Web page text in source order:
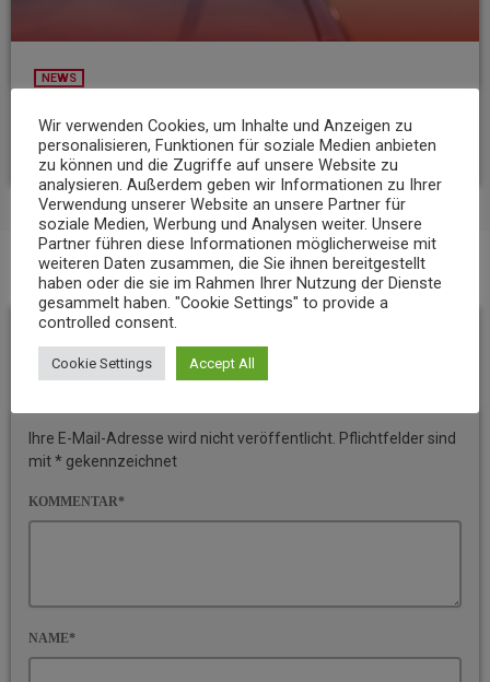
NEWS
today 6. AUGUST 2026 8
BEITRAGS-KOMMENTARE (0)
Hinterlassen Sie eine
Antwort
Ihre E-Mail-Adresse wird nicht veröffentlicht. Pflichtfelder sind
mit * gekennzeichnet
KOMMENTAR*
NAME*
Wir verwenden Cookies, um Inhalte und Anzeigen zu
personalisieren, Funktionen für soziale Medien anbieten
zu können und die Zugriffe auf unsere Website zu
analysieren. Außerdem geben wir Informationen zu Ihrer
Verwendung unserer Website an unsere Partner für
soziale Medien, Werbung und Analysen weiter. Unsere
Partner führen diese Informationen möglicherweise mit
weiteren Daten zusammen, die Sie ihnen bereitgestellt
haben oder die sie im Rahmen Ihrer Nutzung der Dienste
gesammelt haben. "Cookie Settings" to provide a
controlled consent.
Cookie Settings Accept All